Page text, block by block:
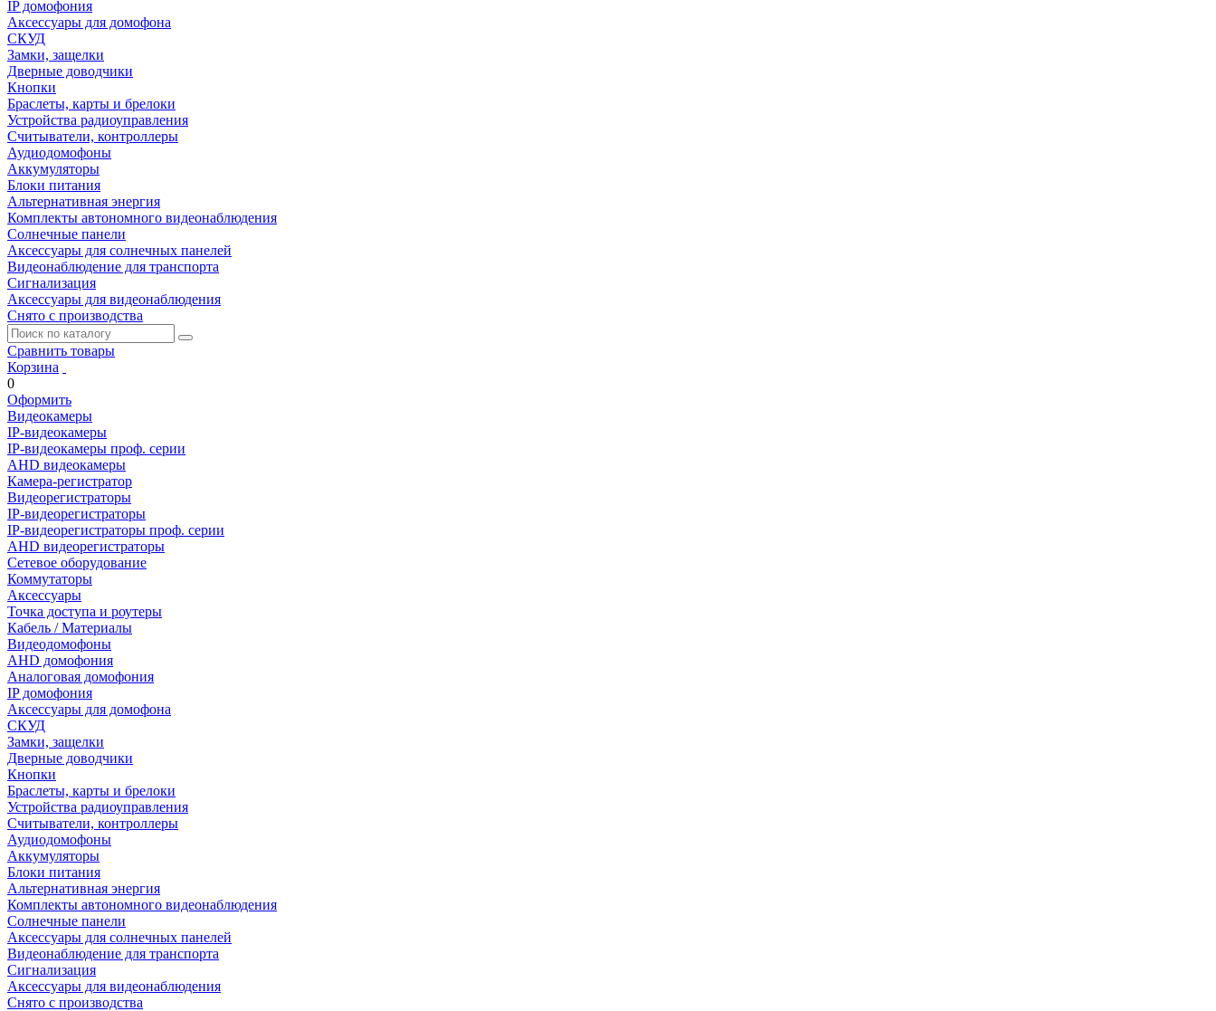
IP домофония
Аксессуары для домофона
СКУД
Замки, защелки
Дверные доводчики
Кнопки
Браслеты, карты и брелоки
Устройства радиоуправления
Считыватели, контроллеры
Аудиодомофоны
Аккумуляторы
Блоки питания
Альтернативная энергия
Комплекты автономного видеонаблюдения
Солнечные панели
Аксессуары для солнечных панелей
Видеонаблюдение для транспорта
Сигнализация
Аксессуары для видеонаблюдения
Снято с производства
Сравнить товары
Корзина
0
Оформить
Видеокамеры
IP-видеокамеры
IP-видеокамеры проф. серии
AHD видеокамеры
Камера-регистратор
Видеорегистраторы
IP-видеорегистраторы
IP-видеорегистраторы проф. серии
AHD видеорегистраторы
Сетевое оборудование
Коммутаторы
Аксессуары
Точка доступа и роутеры
Кабель / Материалы
Видеодомофоны
AHD домофония
Аналоговая домофония
IP домофония
Аксессуары для домофона
СКУД
Замки, защелки
Дверные доводчики
Кнопки
Браслеты, карты и брелоки
Устройства радиоуправления
Считыватели, контроллеры
Аудиодомофоны
Аккумуляторы
Блоки питания
Альтернативная энергия
Комплекты автономного видеонаблюдения
Солнечные панели
Аксессуары для солнечных панелей
Видеонаблюдение для транспорта
Сигнализация
Аксессуары для видеонаблюдения
Снято с производства